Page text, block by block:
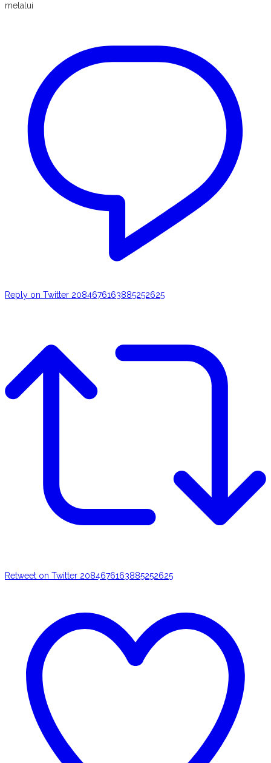
melalui
Reply on Twitter 2084676163885252625
Retweet on Twitter 2084676163885252625